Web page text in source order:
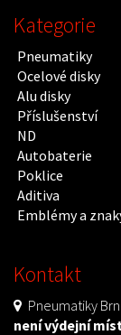
Kategorie
Pneumatiky
Ocelové disky
Alu disky
Příslušenství
ND
Autobaterie
Poklice
Aditiva
Emblémy a
Kontakt
Pneumatiky
není výdejní